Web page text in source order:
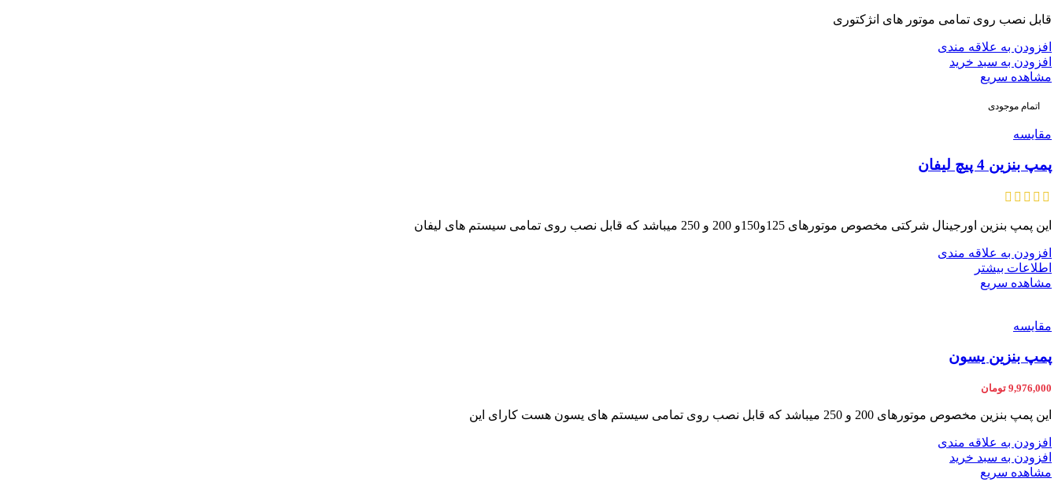
قابل نصب روی تمامی موتور های انژکتوری
افزودن به علاقه مندی
افزودن به سبد خرید
مشاهده سریع
اتمام موجودی
مقایسه
پمپ بنزین 4 پیچ لیفان
این پمپ بنزین اورجینال شرکتی مخصوص موتورهای 125و150و 200 و 250 میباشد که قابل نصب روی تمامی سیستم های لیفان
افزودن به علاقه مندی
اطلاعات بیشتر
مشاهده سریع
مقایسه
پمپ بنزین یسون
9,976,000 تومان
این پمپ بنزین مخصوص موتورهای 200 و 250 میباشد که قابل نصب روی تمامی سیستم های یسون هست کارای این
افزودن به علاقه مندی
افزودن به سبد خرید
مشاهده سریع